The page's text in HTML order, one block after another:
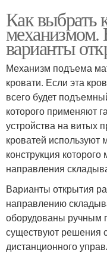
Как выбрать
механизмом.
варианты
Механизм подъема
кровати. Если эта
всего будет
которого применяют
устройства на витых
кроватей используют
конструкция
направления
Варианты открытия
направлению
оборудованы
существуют решения
дистанционного